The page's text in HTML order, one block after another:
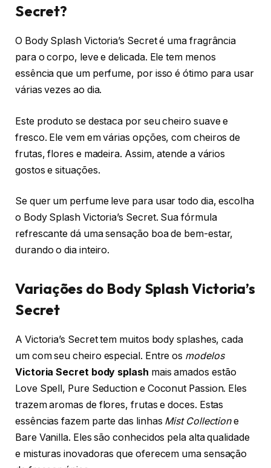
Secret?
O Body Splash Victoria’s Secret é uma fragrância
para o corpo, leve e delicada. Ele tem menos
essência que um perfume, por isso é ótimo para usar
várias vezes ao dia.
Este produto se destaca por seu cheiro suave e
fresco. Ele vem em várias opções, com cheiros de
frutas, flores e madeira. Assim, atende a vários
gostos e situações.
Se quer um perfume leve para usar todo dia, escolha
o Body Splash Victoria’s Secret. Sua fórmula
refrescante dá uma sensação boa de bem-estar,
durando o dia inteiro.
Variações do Body Splash Victoria’s
Secret
A Victoria’s Secret tem muitos body splashes, cada
um com seu cheiro especial. Entre os modelos
Victoria Secret body splash mais amados estão
Love Spell, Pure Seduction e Coconut Passion. Eles
trazem aromas de flores, frutas e doces. Estas
essências fazem parte das linhas Mist Collectione
Bare Vanilla. Eles são conhecidos pela alta qualidade
e misturas inovadoras que oferecem uma sensação